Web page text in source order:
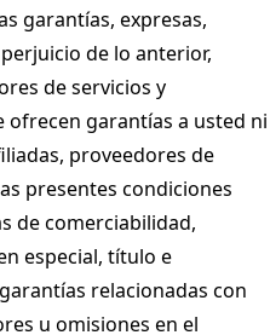
garantías, expresas,
de lo anterior,
de servicios y
ofrecen garantías a usted ni
proveedores de
presentes condiciones
de comerciabilidad,
especial, título e
relacionadas con
u omisiones en el